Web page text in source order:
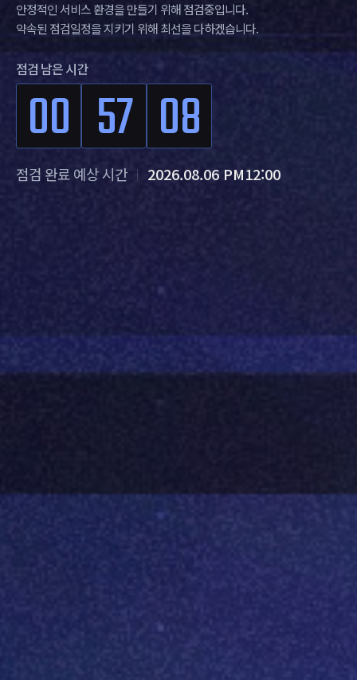
안정적인 서비스 환경을 만들기 위해 점검중입니다.
약속된 점검일정을 지키기 위해 최선을 다하겠습니다.
점검 남은 시간
00 57 07
점검 완료 예상 시간 2026.08.06 PM12:00